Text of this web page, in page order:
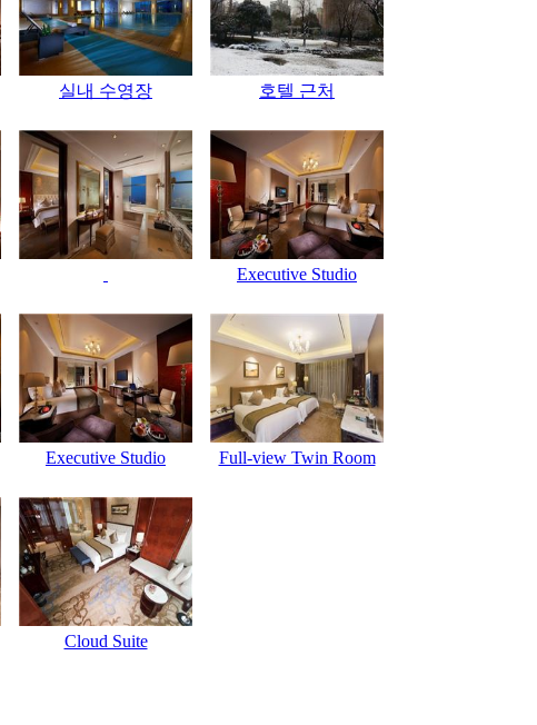
실내 수영장 호텔 근처
Executive Studio
Executive Studio Full-view Twin Room
Cloud Suite